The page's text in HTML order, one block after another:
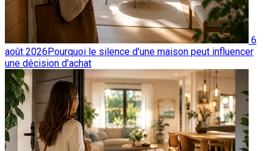
6
août 2026Pourquoi le silence d'une maison peut influencer
une décision d'achat